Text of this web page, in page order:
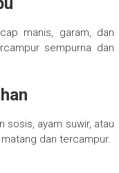
manis, garam, dan
sempurna dan
sosis, ayam suwir, atau
dan tercampur.